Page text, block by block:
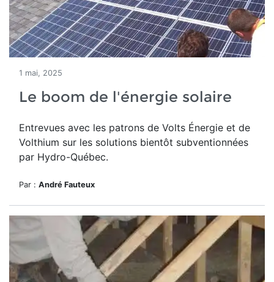
1 mai, 2025
Le boom de l'énergie solaire
Entrevues avec les patrons de Volts Énergie et de
Volthium sur les solutions bientôt subventionnées
par Hydro-Québec.
Par : André Fauteux